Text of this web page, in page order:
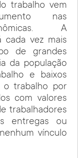
trabalho vem
nas
A
cada vez mais
de grandes
da população
e baixos
o trabalho por
com valores
trabalhadores
entregas ou
vínculo